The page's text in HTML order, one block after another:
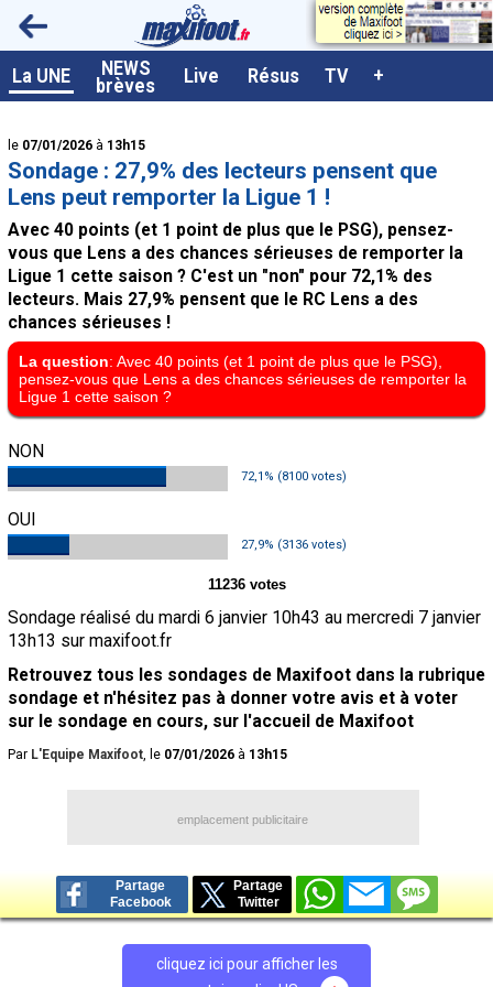
La UNE NEWS
brèves Live Résus TV +
<
le 07/01/2026 à 13h15
Sondage : 27,9% des lecteurs pensent que
Lens peut remporter la Ligue 1 !
Avec 40 points (et 1 point de plus que le PSG), pensez-
vous que Lens a des chances sérieuses de remporter la
Ligue 1 cette saison ? C'est un "non" pour 72,1% des
lecteurs. Mais 27,9% pensent que le RC Lens a des
chances sérieuses !
La question: Avec 40 points (et 1 point de plus que le PSG),
pensez-vous que Lens a des chances sérieuses de remporter la
Ligue 1 cette saison ?
NON
72,1% (8100 votes)
OUI
27,9% (3136 votes)
11236 votes
Sondage réalisé du mardi 6 janvier 10h43 au mercredi 7 janvier
13h13 sur maxifoot.fr
Retrouvez tous les sondages de Maxifoot dans la rubrique
sondage et n'hésitez pas à donner votre avis et à voter
sur le sondage en cours, sur l'accueil de Maxifoot
Par L'Equipe Maxifoot, le 07/01/2026 à 13h15
emplacement publicitaire
Partage
Facebook
Partage
Twitter
cliquez ici pour afficher les
A la UNE
Live / Matchs en direct
Résultats et Classements
Class. buteurs européens
Programme TV foot
Vidéos
Sondages
Tableau transferts L1
Contact / Signaler un bug
Recrutement Maxifoot
site web Maxifoot.fr